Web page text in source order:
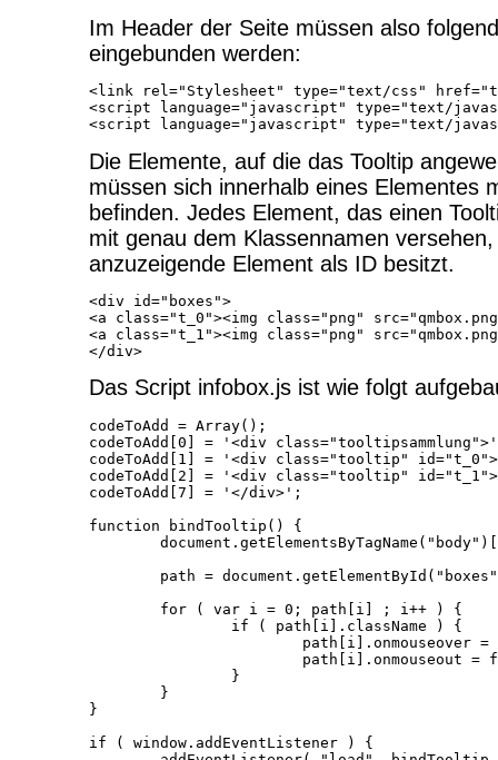
Im Header der Seite müssen also
eingebunden werden:
<link rel="Stylesheet" type="text/css"
<script language="javascript" type="text/
Die Elemente, auf die das Tooltip
müssen sich innerhalb eines Elementes
befinden. Jedes Element, das einen
mit genau dem Klassennamen
anzuzeigende Element als ID besitzt.
<div id="boxes">
<a class="t_0"><img class="png"
<a class="t_1"><img class="png"
Das Script infobox.js ist wie folgt
codeToAdd = Array();
codeToAdd[0] = '<div
codeToAdd[1] = '<div class="tooltip"
codeToAdd[2] = '<div class="tooltip"
codeToAdd[7] = '</div>';
function bindTooltip() {
}
if ( window.addEventListener ) {